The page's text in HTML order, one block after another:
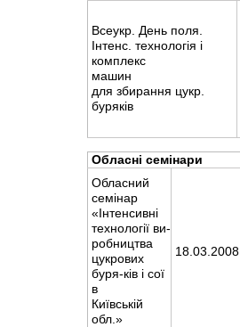
Всеукр. День поля.
Інтенс. технологія і
комплекс
машин
для збирання цукр.
буряків
Обласні семінари
Обласний
семінар
«Інтенсивні
технології ви-
робництва
цукрових
буря-ків і сої
в
Київській
обл.»
18.03.2008